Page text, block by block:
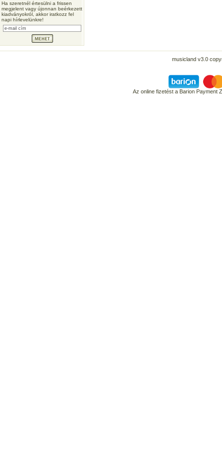
Ha szeretnél értesülni a frissen
megjelent vagy újonnan beérkezett
kiadványokról, akkor iratkozz fel
napi hírlevelünkre!
musicland v3.0
Az online fizetést a Barion Payment